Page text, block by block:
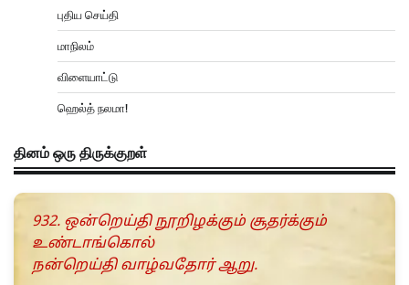
புதிய செய்தி
மாநிலம்
விளையாட்டு
ஹெல்த் நலமா!
தினம் ஒரு திருக்குறள்
932. ஒன்றெய்தி நூறிழக்கும் சூதர்க்கும்
உண்டாங்கொல்
நன்றெய்தி வாழ்வதோர் ஆறு.